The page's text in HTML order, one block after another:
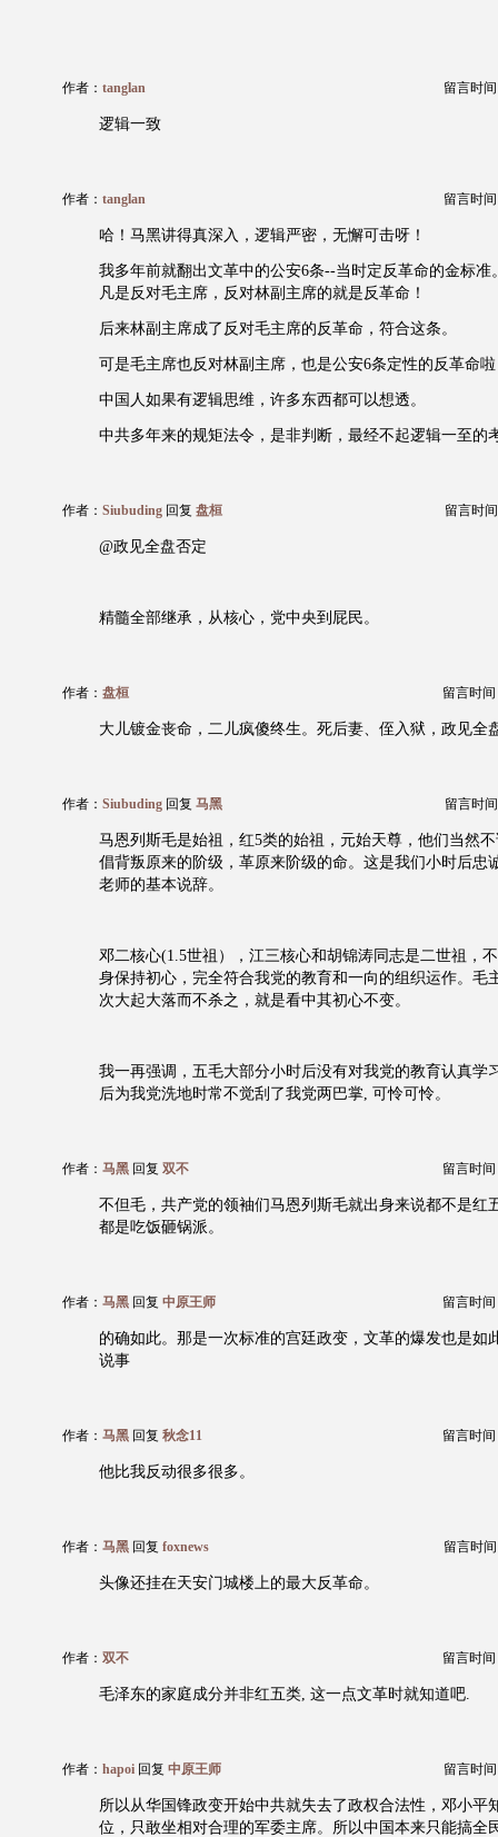
作者： tanglan 留言时间
逻辑一致
作者： tanglan 留言时间
哈！马黑讲得真深入，逻辑严密，无懈可击呀！
我多年前就翻出文革中的公安6条--当时定反革命的金标准
凡是反对毛主席，反对林副主席的就是反革命！
后来林副主席成了反对毛主席的反革命，符合这条。
可是毛主席也反对林副主席，也是公安6条定性的反革命
中国人如果有逻辑思维，许多东西都可以想透。
中共多年来的规矩法令，是非判断，最经不起逻辑一至的
作者： Siubuding 回复 盘桓 留言时
@政见全盘否定
精髓全部继承，从核心，党中央到屁民。
作者： 盘桓 留言时间
大儿镀金丧命，二儿疯傻终生。死后妻、侄入狱，政见全
作者： Siubuding 回复 马黑 留言时
马恩列斯毛是始祖，红5类的始祖，元始天尊，他们当然
倡背叛原来的阶级，革原来阶级的命。这是我们小时后忠
老师的基本说辞。
邓二核心(1.5世祖），江三核心和胡锦涛同志是二世祖，
身保持初心，完全符合我党的教育和一向的组织运作。毛
次大起大落而不杀之，就是看中其初心不变。
我一再强调，五毛大部分小时后没有对我党的教育认真学
后为我党洗地时常不觉刮了我党两巴掌, 可怜可怜。
作者： 马黑 回复 双不 留言时间
不但毛，共产党的领袖们马恩列斯毛就出身来说都不是红
都是吃饭砸锅派。
作者： 马黑 回复 中原王师 留言时间
的确如此。那是一次标准的宫廷政变，文革的爆发也是如
说事
作者： 马黑 回复 秋念11 留言时间
他比我反动很多很多。
作者： 马黑 回复 foxnews 留言时间
头像还挂在天安门城楼上的最大反革命。
作者： 双不 留言时间
毛泽东的家庭成分并非红五类, 这一点文革时就知道吧.
作者： hapoi 回复 中原王师 留言时间
所以从华国锋政变开始中共就失去了政权合法性，邓小平
位，只敢坐相对合理的军委主席。所以中国本来只能搞全